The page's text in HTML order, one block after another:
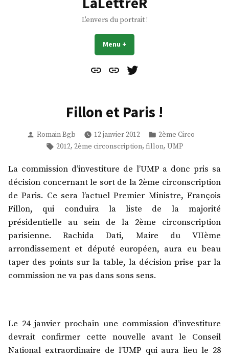
L'envers du portrait !
Menu +
Contact
À
Mes
Fillon et Paris !
Publié
par
Romain Bgb 12 janvier 2012
Publié
dans
2ème Circo
Étiquettes :
2012, 2ème circonscription, fillon, UMP
La commission d’investiture de l’UMP a donc pris sa
décision concernant le sort de la 2ème circonscription
de Paris. Ce sera l’actuel Premier Ministre, François
Fillon, qui conduira la liste de la majorité
présidentielle au sein de la 2ème circonscription
parisienne. Rachida Dati, Maire du VIIème
arrondissement et député européen, aura eu beau
taper des points sur la table, la décision prise par la
commission ne va pas dans sons sens.
Le 24 janvier prochain une commission d’investiture
devrait confirmer cette nouvelle avant le Conseil
National extraordinaire de l’UMP qui aura lieu le 28